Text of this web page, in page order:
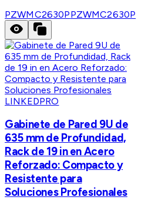
PZWMC2630PPZWMC2630P
LINKEDPRO
Gabinete de Pared 9U de
635 mm de Profundidad,
Rack de 19 in en Acero
Reforzado: Compacto y
Resistente para
Soluciones Profesionales